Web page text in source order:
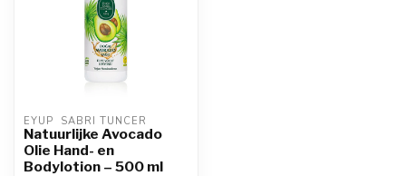
EYUP  SABRI TUNCER
Natuurlijke Avocado
Olie Hand- en
Bodylotion – 500 ml